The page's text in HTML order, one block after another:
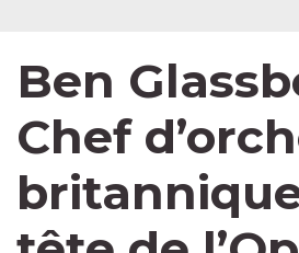
Ben
Chef